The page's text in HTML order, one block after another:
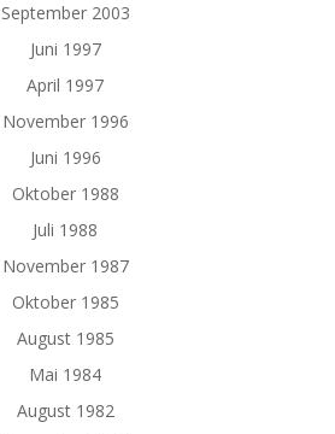
September 2003
Juni 1997
April 1997
November 1996
Juni 1996
Oktober 1988
Juli 1988
November 1987
Oktober 1985
August 1985
Mai 1984
August 1982